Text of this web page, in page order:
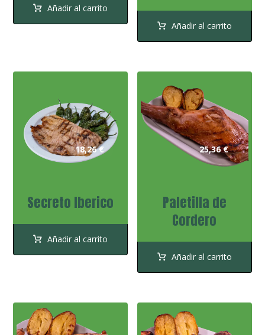
Añadir al carrito
Añadir al carrito
Secreto Iberico
18,26€
Añadir al carrito
Paletilla de
Cordero
25,36€
Añadir al carrito